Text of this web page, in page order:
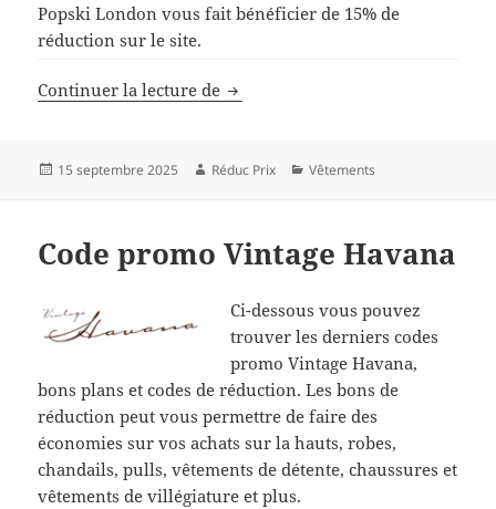
Popski London vous fait bénéficier de 15% de
réduction sur le site.
Continuer la lecture de Code promo Popski London
Publié
15 septembre 2025 Auteur
Réduc Prix Catégories
Vêtements
Code promo Vintage Havana
Ci-dessous vous pouvez
trouver les derniers codes
promo Vintage Havana,
bons plans et codes de réduction. Les bons de
réduction peut vous permettre de faire des
économies sur vos achats sur la hauts, robes,
chandails, pulls, vêtements de détente, chaussures et
vêtements de villégiature et plus.